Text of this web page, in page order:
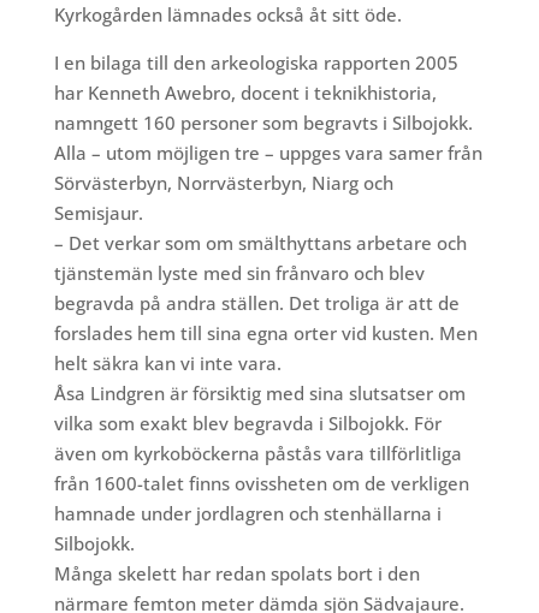
Kyrkogården lämnades också åt sitt öde.
I en bilaga till den arkeologiska rapporten 2005
har Kenneth Awebro, docent i teknikhistoria,
namngett 160 personer som begravts i Silbojokk.
Alla – utom möjligen tre – uppges vara samer från
Sörvästerbyn, Norrvästerbyn, Niarg och
Semisjaur.
– Det verkar som om smälthyttans arbetare och
tjänstemän lyste med sin frånvaro och blev
begravda på andra ställen. Det troliga är att de
forslades hem till sina egna orter vid kusten. Men
helt säkra kan vi inte vara.
Åsa Lindgren är försiktig med sina slutsatser om
vilka som exakt blev begravda i Silbojokk. För
även om kyrkoböckerna påstås vara tillförlitliga
från 1600-talet finns ovissheten om de verkligen
hamnade under jordlagren och stenhällarna i
Silbojokk.
Många skelett har redan spolats bort i den
närmare femton meter dämda sjön Sädvajaure.